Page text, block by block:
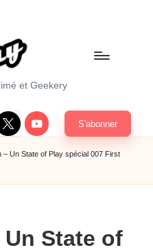
et Geekery
Youtube S'abonner
– Un State of Play spécial 007 First
State of